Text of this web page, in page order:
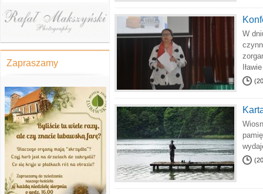
Zapraszamy
W
Iławie